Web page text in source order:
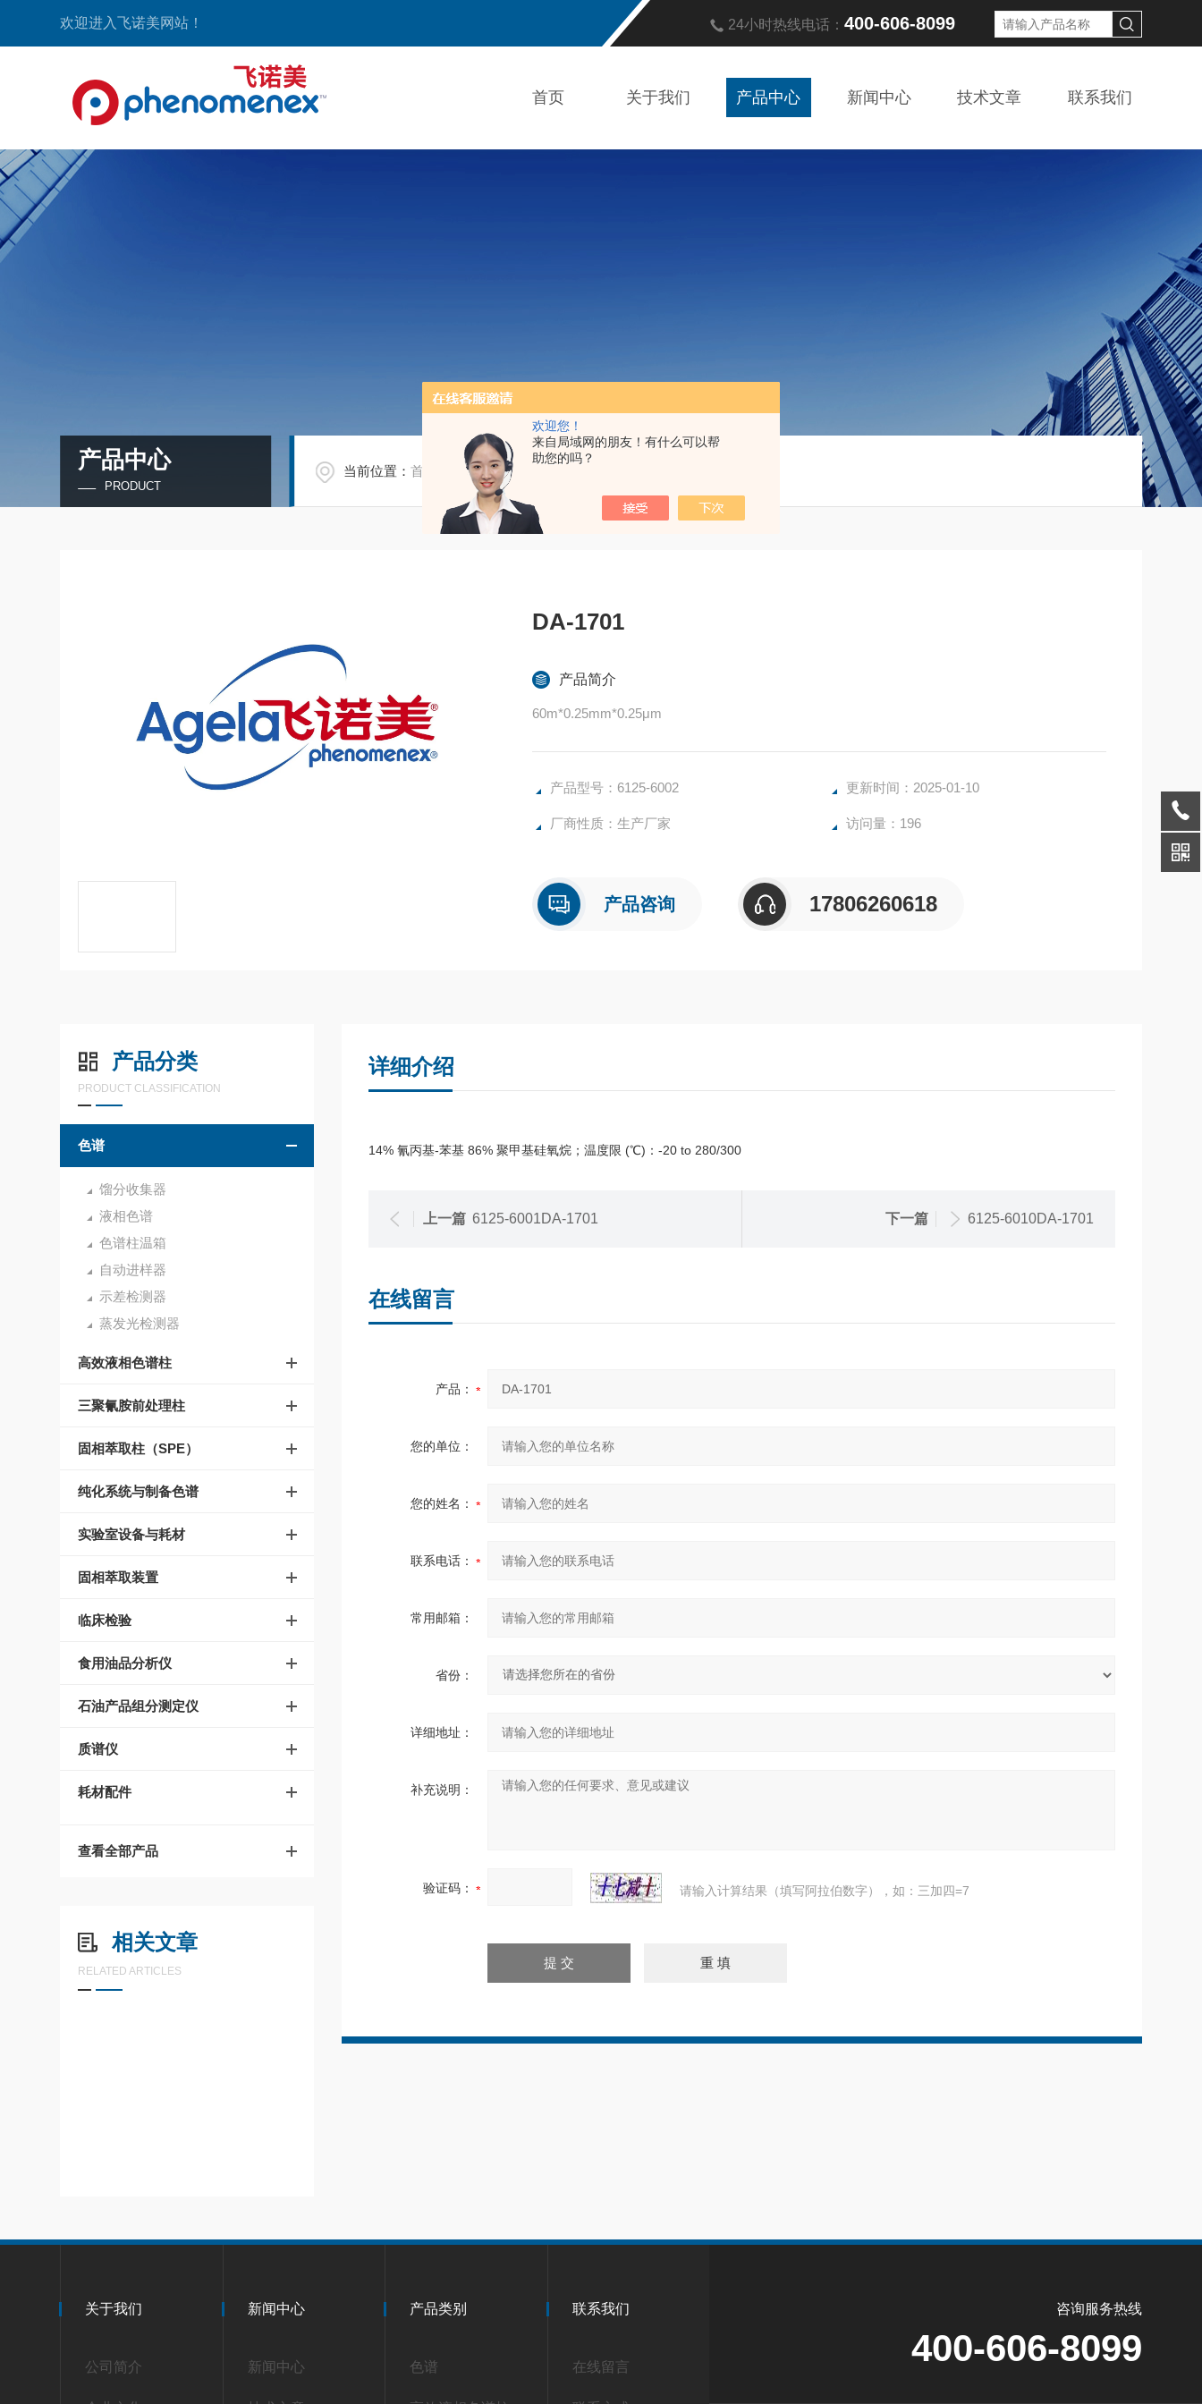
欢迎您！
来自局域网的朋友！有什么可以帮
助您的吗？
欢迎进入飞诺美网站！ 24小时热线电话： 400-606-8099
首页 关于我们 产品中心 新闻中心 技术文章 联系我们
产品中心
PRODUCT
当前位置：首页 产品中心/ / / 6125-6002DA-1701
DA-1701
产品简介
60m*0.25mm*0.25μm
产品型号：6125-6002 更新时间：2025-01-10
厂商性质：生产厂家 访问量：196
产品咨询 17806260618
产品分类
PRODUCT CLASSIFICATION
色谱
馏分收集器
液相色谱
色谱柱温箱
自动进样器
示差检测器
蒸发光检测器
高效液相色谱柱
三聚氰胺前处理柱
固相萃取柱（SPE）
纯化系统与制备色谱
实验室设备与耗材
固相萃取装置
临床检验
食用油品分析仪
石油产品组分测定仪
质谱仪
耗材配件
查看全部产品
相关文章
RELATED ARTICLES
详细介绍
14% 氰丙基-苯基 86% 聚甲基硅氧烷；温度限 (℃)：-20 to 280/300
上一篇 6125-6001DA-1701 下一篇 6125-6010DA-1701
在线留言
产品：
您的单位：
您的姓名：
联系电话：
常用邮箱：
省份：
详细地址：
补充说明：
验证码： 请输入计算结果（填写阿拉伯数字），如：三加四=7
关于我们
公司简介
新闻中心
新闻中心
产品类别
色谱
联系我们
在线留言
咨询服务热线
400-606-8099